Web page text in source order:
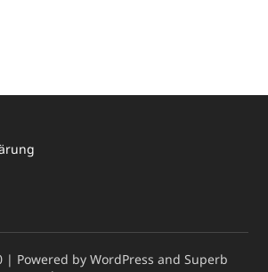
| Powered by WordPress and Superb